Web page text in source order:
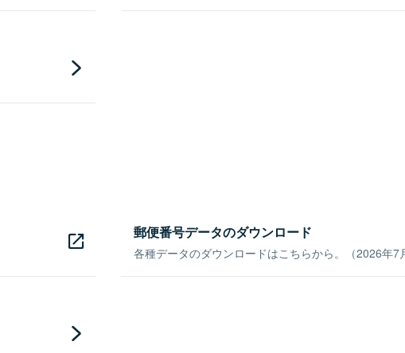
郵便番号データのダウンロード
各種データのダウンロードはこちらから。（2026年7